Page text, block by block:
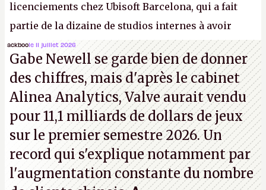
licenciements chez Ubisoft Barcelona, qui a fait
partie de la dizaine de studios internes à avoir
travaillé sur cetAssassin's Creedsous la direction
d'Ubisoft Singapour.A.
ackboole 11 juillet 2026
Gabe Newell se garde bien de donner
des chiffres, mais d'après le cabinet
Alinea Analytics, Valve aurait vendu
pour 11,1 milliards de dollars de jeux
sur le premier semestre 2026. Un
record qui s'explique notamment par
l'augmentation constante du nombre